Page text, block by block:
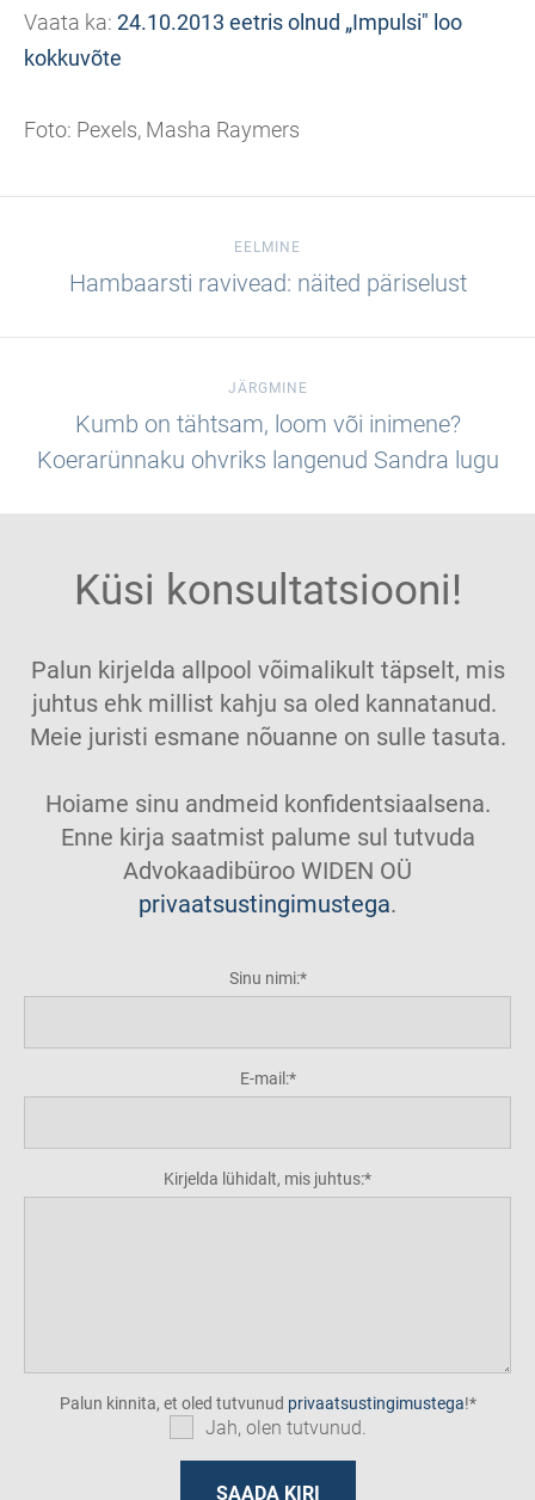
Vaata ka: 24.10.2013 eetris olnud „Impulsi" loo
kokkuvõte
Foto: Pexels, Masha Raymers
EELMINE
Hambaarsti ravivead: näited päriselust
JÄRGMINE
Kumb on tähtsam, loom või inimene?
Koerarünnaku ohvriks langenud Sandra lugu
Küsi konsultatsiooni!
Palun kirjelda allpool võimalikult täpselt, mis
juhtus ehk millist kahju sa oled kannatanud.
Meie juristi esmane nõuanne on sulle tasuta.
Hoiame sinu andmeid konfidentsiaalsena.
Enne kirja saatmist palume sul tutvuda
Advokaadibüroo WIDEN OÜ
privaatsustingimustega.
Sinu nimi:
E-mail:
Kirjelda lühidalt, mis juhtus:
Palun kinnita, et oled tutvunud privaatsustingimustega!
Jah, olen tutvunud.